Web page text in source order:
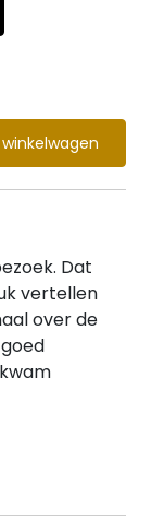
Dat
vertellen
over de